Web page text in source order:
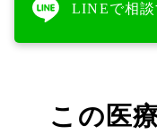
LINEで相談
この医